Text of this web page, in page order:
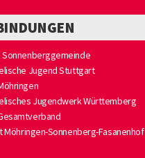
Sonnenberggemeinde
Jugend Stuttgart
Jugendwerk Württemberg
Möhringen-Sonnenberg-Fasanenhof